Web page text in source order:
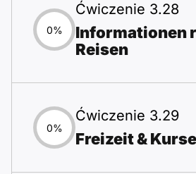
0%
Ćwiczenie 3.28
Informationen
Reisen
0%
Ćwiczenie 3.29
Freizeit & Kurse